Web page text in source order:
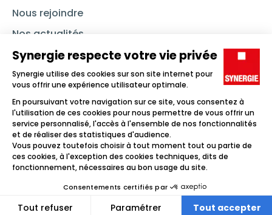
Nous rejoindre
Nos actualités
Nous contacter
Linkedin SynergieInstagramTikTok Youtube
Trouver un emploi
Icône d'illustration
Candidats
Icône d'illustration
Icône d'illustration